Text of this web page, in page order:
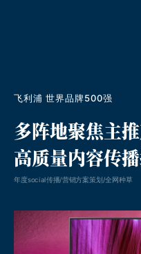
飞利浦 世界品牌500强
多阵地聚焦主
高质量内容传
年度social传播/营销方案策划/全网种草